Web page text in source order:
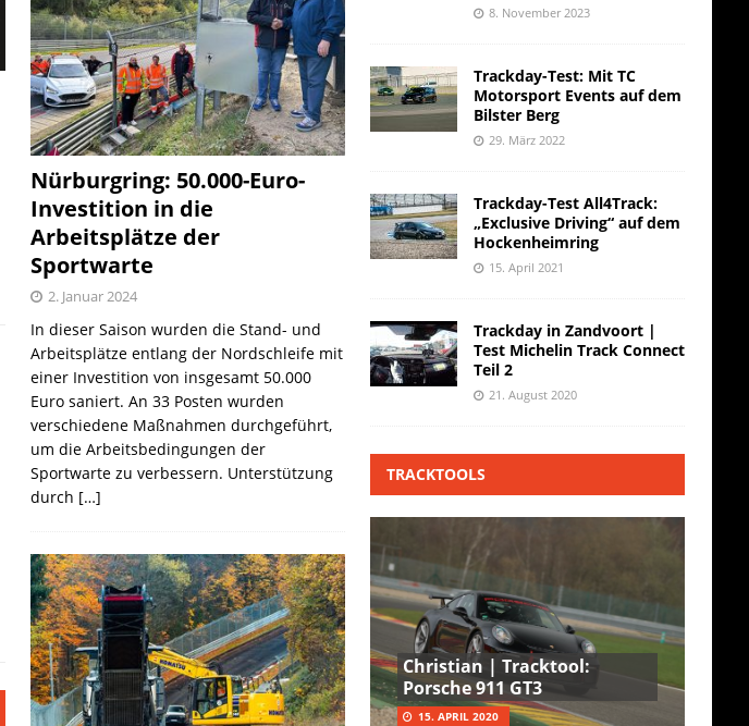
Nürburgring: 50.000-Euro-
Investition in die
Arbeitsplätze der
Sportwarte
2. Januar 2024
In dieser Saison wurden die Stand- und
Arbeitsplätze entlang der Nordschleife mit
einer Investition von insgesamt 50.000
Euro saniert. An 33 Posten wurden
verschiedene Maßnahmen durchgeführt,
um die Arbeitsbedingungen der
Sportwarte zu verbessern. Unterstützung
durch […]
8. November 2023
Trackday-Test: Mit TC
Motorsport Events auf dem
Bilster Berg
29. März 2022
Trackday-Test All4Track:
„Exclusive Driving“ auf dem
Hockenheimring
15. April 2021
Trackday in Zandvoort |
Test Michelin Track Connect
Teil 2
21. August 2020
TRACKTOOLS
Christian | Tracktool:
Porsche 911 GT3
15. APRIL 2020